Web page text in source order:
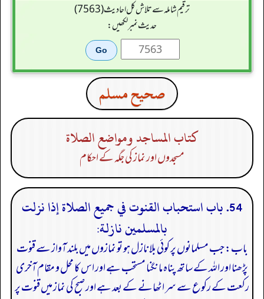
ترقیم شاملہ سے تلاش کل احادیث (7563)
حدیث نمبر لکھیں:
صحيح مسلم
كتاب المساجد ومواضع الصلاة
مسجدوں اور نماز کی جگہ کے احکام
54. باب استحباب القنوت في جميع الصلاة إذا نزلت
بالمسلمين نازلة:
باب: جب مسلمانوں پر کوئی بلا نازل ہو تو نمازوں میں بلند آواز سے قنوت
پڑھنا اور اللہ کے ساتھ پناہ مانگنا مستحب ہے اور اس کا محل و مقام آخری
رکعت کے رکوع سے سر اٹھانے کے بعد ہے اور صبح کی نماز میں قنوت پر